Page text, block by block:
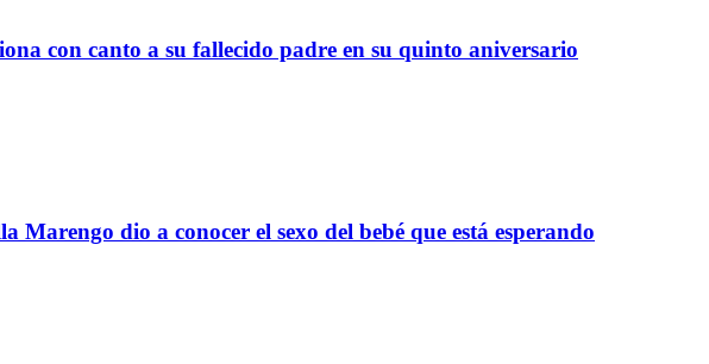
con canto a su fallecido padre en su quinto aniversario
Marengo dio a conocer el sexo del bebé que está esperando